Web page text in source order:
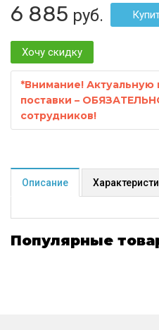
6 885 руб.
Хочу скидку
*Внимание! Актуальную
поставки –
сотрудников!
Описание
Популярные